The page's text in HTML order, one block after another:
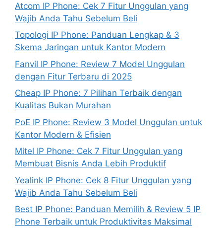
Atcom IP Phone: Cek 7 Fitur Unggulan yang
Wajib Anda Tahu Sebelum Beli
Topologi IP Phone: Panduan Lengkap & 3
Skema Jaringan untuk Kantor Modern
Fanvil IP Phone: Review 7 Model Unggulan
dengan Fitur Terbaru di 2025
Cheap IP Phone: 7 Pilihan Terbaik dengan
Kualitas Bukan Murahan
PoE IP Phone: Review 3 Model Unggulan untuk
Kantor Modern & Efisien
Mitel IP Phone: Cek 7 Fitur Unggulan yang
Membuat Bisnis Anda Lebih Produktif
Yealink IP Phone: Cek 8 Fitur Unggulan yang
Wajib Anda Tahu Sebelum Beli
Best IP Phone: Panduan Memilih & Review 5 IP
Phone Terbaik untuk Produktivitas Maksimal